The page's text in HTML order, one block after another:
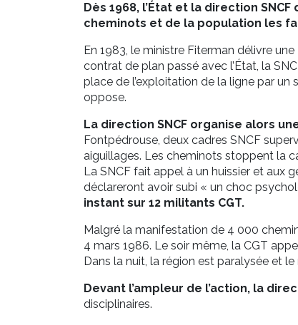
Dès 1968, l’État et la direction
cheminots et de la population les
En 1983, le ministre Fiterman délivre
contrat de plan passé avec l’État, la
place de l’exploitation de la ligne par un
oppose.
La direction SNCF organise alors
Fontpédrouse, deux cadres SNCF
aiguillages. Les cheminots stoppent la
La SNCF fait appel à un huissier et aux
déclareront avoir subi « un choc
instant sur 12 militants CGT.
Malgré la manifestation de 4 000
4 mars 1986. Le soir même, la CGT
Dans la nuit, la région est paralysée et
Devant l’ampleur de l’action, la
disciplinaires.